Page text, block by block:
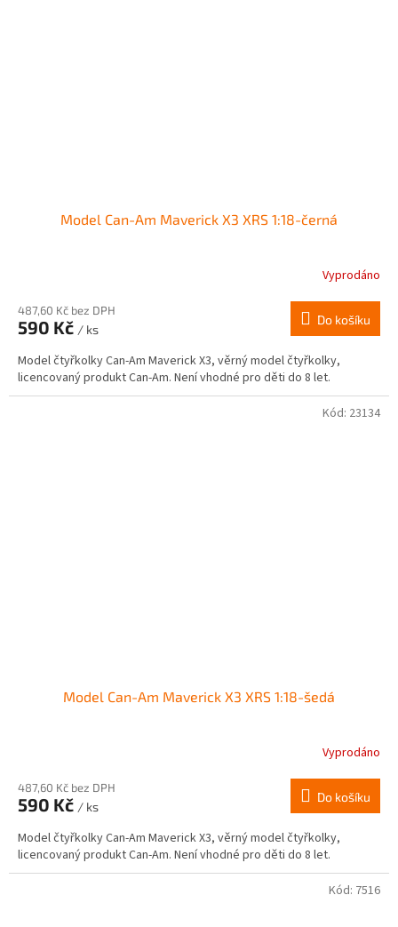
Model Can-Am Maverick X3 XRS 1:18-černá
produktu
je
z
5
hvězdiček.
Vyprodáno
487,60 Kč bez DPH
590 Kč / ks
Do košíku
Model čtyřkolky Can-Am Maverick X3, věrný model čtyřkolky,
licencovaný produkt Can-Am. Není vhodné pro děti do 8 let.
Model Can-Am Maverick X3 XRS 1:18-šedá
Vyprodáno
487,60 Kč bez DPH
590 Kč / ks
Do košíku
Model čtyřkolky Can-Am Maverick X3, věrný model čtyřkolky,
licencovaný produkt Can-Am. Není vhodné pro děti do 8 let.
Kód: 23134
Kód: 7516